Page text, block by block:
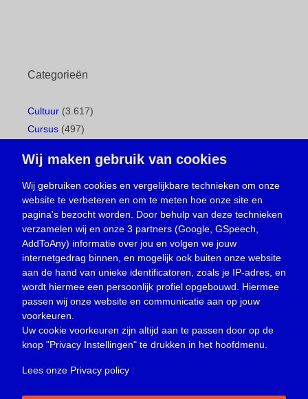
Categorieën
Cultuur (3.617)
Cursus (497)
Gemeentepagina(104)
Ingezonden brief(539)
Media(156)
Nieuws (23.330)
Oproep(734)
Overlijden(39)
Podcast(18)
prijsvraag (5)
Religie (1.438)
Service(226)
Wij maken gebruik van cookies
Wij gebruiken cookies en vergelijkbare technieken om onze
website te verbeteren en om te meten hoe onze site en
pagina's bezocht worden. Door behulp van deze technieken
verzamelen wij en onze 3 partners (Google, GSpeech,
AddToAny) informatie over jou en volgen we jouw
internetgedrag binnen, en mogelijk ook buiten onze website
aan de hand van unieke identificatoren, zoals je IP-adres, en
wordt hiermee een persoonlijk profiel opgebouwd. Hiermee
passen wij onze website en communicatie aan op jouw
voorkeuren.
Uw cookie voorkeuren zijn altijd aan te passen door op de
knop "Privacy Instellingen" te drukken in het hoofdmenu.
Lees onze Privacy policy |